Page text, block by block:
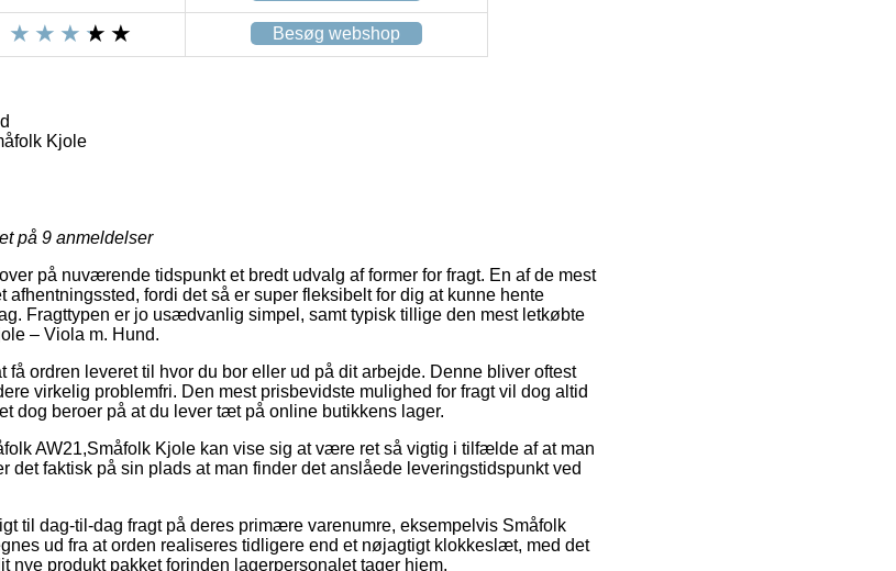
Besøg webshop
Kjole
på 9 anmeldelser
på nuværende tidspunkt et bredt udvalg af former for fragt. En af de mest
afhentningssted, fordi det så er super fleksibelt for dig at kunne hente
Fragttypen er jo usædvanlig simpel, samt typisk tillige den mest letkøbte
– Viola m. Hund.
få ordren leveret til hvor du bor eller ud på dit arbejde. Denne bliver oftest
virkelig problemfri. Den mest prisbevidste mulighed for fragt vil dog altid
dog beroer på at du lever tæt på online butikkens lager.
AW21,Småfolk Kjole kan vise sig at være ret så vigtig i tilfælde af at man
det faktisk på sin plads at man finder det anslåede leveringstidspunkt ved
til dag-til-dag fragt på deres primære varenumre, eksempelvis Småfolk
ud fra at orden realiseres tidligere end et nøjagtigt klokkeslæt, med det
nye produkt pakket forinden lagerpersonalet tager hjem.